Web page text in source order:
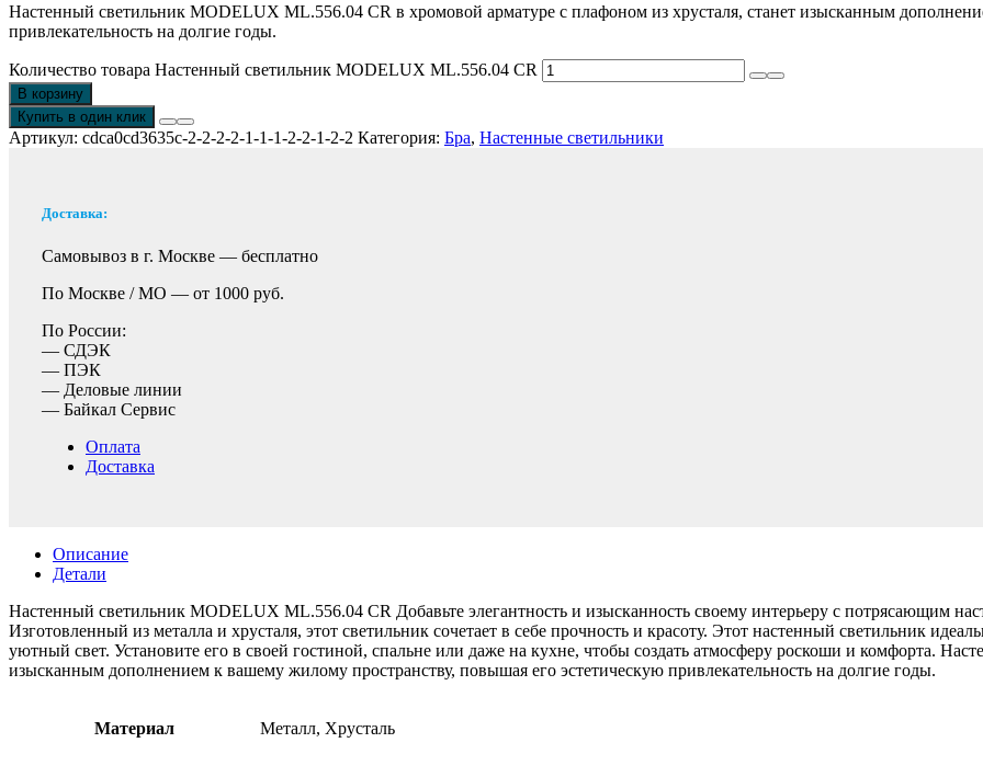
Настенный светильник MODELUX ML.556.04 CR в хромовой арматуре с плафоном из хрусталя, станет изысканным
привлекательность на долгие годы.
Количество товара Настенный светильник MODELUX ML.556.04 CR
В корзину
Купить в один клик
Артикул: cdca0cd3635c-2-2-2-2-1-1-1-2-2-1-2-2 Категория: Бра, Настенные светильники
Доставка:
Самовывоз в г. Москве — бесплатно
По Москве / МО — от 1000 руб.
По России:
— СДЭК
— ПЭК
— Деловые линии
— Байкал Сервис
Оплата
Доставка
Описание
Детали
Настенный светильник MODELUX ML.556.04 CR Добавьте элегантность и изысканность своему интерьеру с потрясающим
Изготовленный из металла и хрусталя, этот светильник сочетает в себе прочность и красоту. Этот настенный светильник
уютный свет. Установите его в своей гостиной, спальне или даже на кухне, чтобы создать атмосферу роскоши и комфорта.
изысканным дополнением к вашему жилому пространству, повышая его эстетическую привлекательность на долгие годы.
Материал Металл, Хрусталь